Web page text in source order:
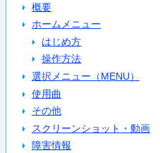
概要
ホームメニュー
はじめ方
操作方法
選択メニュー（MENU）
使用曲
その他
スクリーンショット・動画
障害情報